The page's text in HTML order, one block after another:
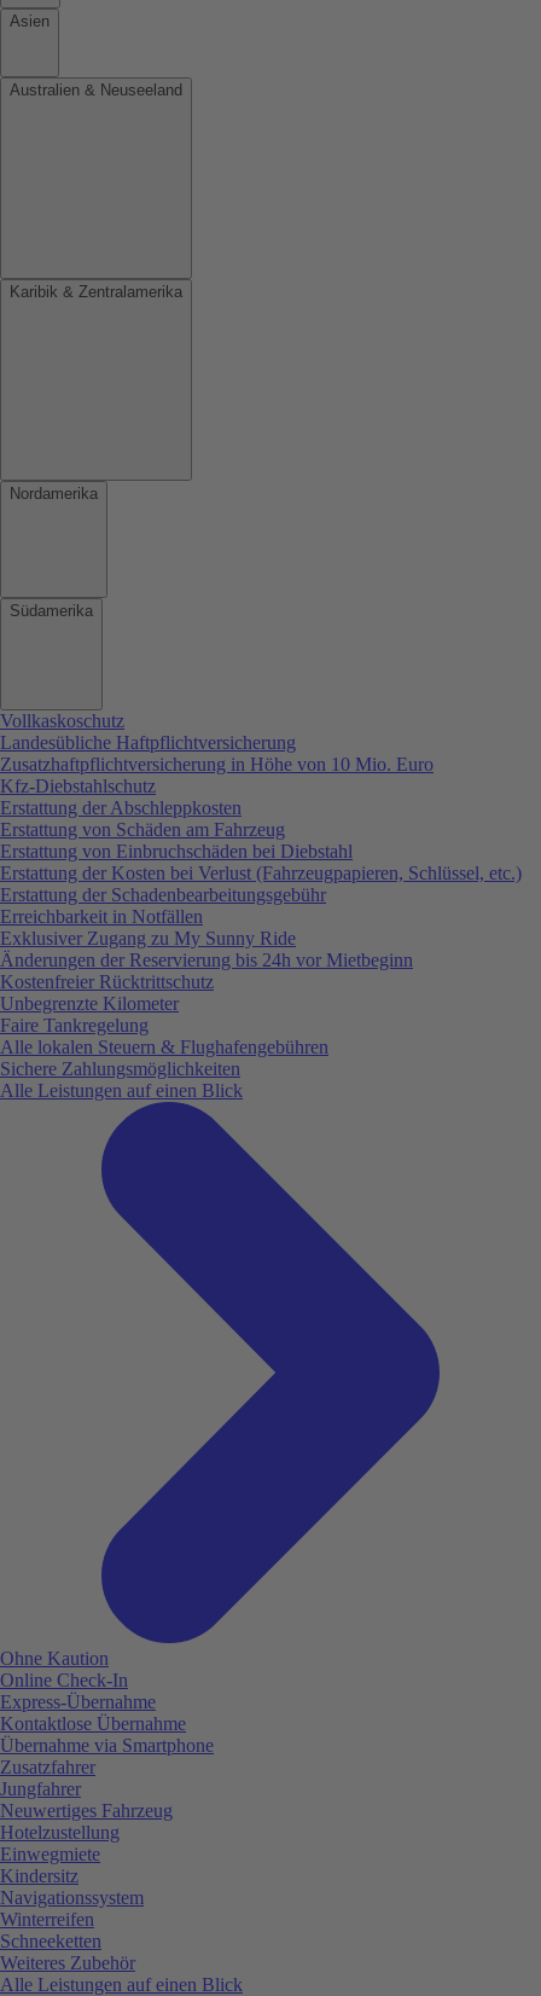
Asien
Australien & Neuseeland
Karibik & Zentralamerika
Nordamerika
Südamerika
Vollkaskoschutz
Landesübliche Haftpflichtversicherung
Zusatzhaftpflichtversicherung in Höhe von 10 Mio. Euro
Kfz-Diebstahlschutz
Erstattung der Abschleppkosten
Erstattung von Schäden am Fahrzeug
Erstattung von Einbruchschäden bei Diebstahl
Erstattung der Kosten bei Verlust (Fahrzeugpapieren, Schlüssel, etc.)
Erstattung der Schadenbearbeitungsgebühr
Erreichbarkeit in Notfällen
Exklusiver Zugang zu My Sunny Ride
Änderungen der Reservierung bis 24h vor Mietbeginn
Kostenfreier Rücktrittschutz
Unbegrenzte Kilometer
Faire Tankregelung
Alle lokalen Steuern & Flughafengebühren
Sichere Zahlungsmöglichkeiten
Alle Leistungen auf einen Blick
Ohne Kaution
Online Check-In
Express-Übernahme
Kontaktlose Übernahme
Übernahme via Smartphone
Zusatzfahrer
Jungfahrer
Neuwertiges Fahrzeug
Hotelzustellung
Einwegmiete
Kindersitz
Navigationssystem
Winterreifen
Schneeketten
Weiteres Zubehör
Alle Leistungen auf einen Blick